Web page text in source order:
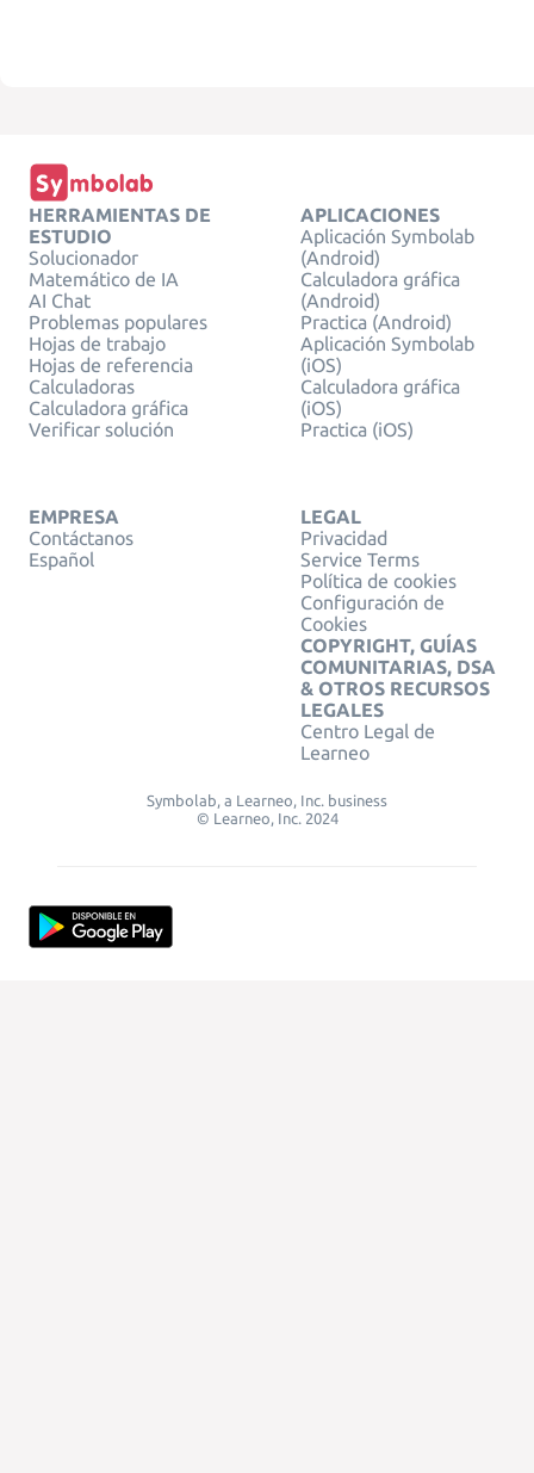
HERRAMIENTAS DE
ESTUDIO
Solucionador
Matemático de IA
AI Chat
Problemas populares
Hojas de trabajo
Hojas de referencia
Calculadoras
Calculadora gráfica
Verificar solución
APLICACIONES
Aplicación Symbolab
(Android)
Calculadora gráfica
(Android)
Practica (Android)
Aplicación Symbolab
(iOS)
Calculadora gráfica
(iOS)
Practica (iOS)
EMPRESA
Contáctanos
Español
LEGAL
Privacidad
Service Terms
Política de cookies
Configuración de
Cookies
COPYRIGHT, GUÍAS
COMUNITARIAS, DSA
& OTROS RECURSOS
LEGALES
Centro Legal de
Learneo
Symbolab, a Learneo, Inc. business
© Learneo, Inc. 2024